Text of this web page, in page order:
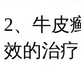
2、牛皮
效的治